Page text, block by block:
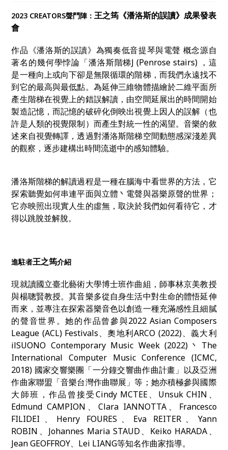
2023 CREATORS聲鬥陣：王之筠《潘洛斯的誤讀》成果發表
會
作品《潘洛斯的誤讀》為獨奏低音提琴與電聲 概念源自
著名的幾何學悖論「潘洛斯階梯J (Penrose stairs) ，這
是一種向上或向下卻是無限循環的階梯，而我們永遠找不
到它的最高與最低點。為延伸三維物體描繪於二維平面所
產生階梯在視覺上的錯誤解讀，由空間延展出的時間開始
製造記憶，而記憶的破碎化倒映出視覺上因人的誤解（也
許是人類的視覺限制）而產生對統一性的渴望。音樂的敘
述來自視覺轉譯，透過對潘洛斯階梯空間動態感深淺差異
的觀察，逐步建構出時間流逝中的感知體驗。
潘洛斯階梯的解讀過程是一種在腦海中看世界的方法，它
探索聽覺如何串連平面與立體丶電聲與器樂原聲的世界；
它亦映照出現實人生的虛無，取決於我們如何看待它，才
得以跳脫並解脫。
進駐者王之筠介紹
現就讀國立臺北藝術大學博士班作曲組，師事林京美教授
與楊聰賢教授。其音樂多從自身生活中對生命的體悟延伸
而來，並專注在探索器樂音色以創造一種充滿感性且細膩
的聲音世界。她的作品曾參與2022 Asian Composers
League (ACL) Festivals、奧地利ARCO (2022)、義大利
ilSUONO Contemporary Music Week (2022)丶The
International Computer Music Conference (ICMC,
2018) 國家交響樂團「一分鐘交響曲作曲計畫」以及亞洲
作曲家聯盟「音樂台灣作曲聯展」等；她亦積極參與國際
大師班，作品曾接受Cindy MCTEE、Unsuk CHIN、
Edmund CAMPION、Clara IANNOTTA、Francesco
FILIDEI、Henry FOURES、Eva REITER、Yann
ROBIN、Johannes Maria STAUD、Keiko HARADA、
Jean GEOFFROY、Lei LIANG等知名作曲家指導。